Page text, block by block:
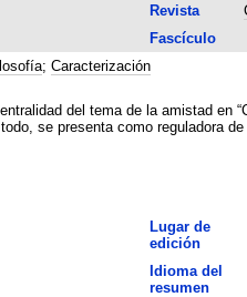
Revista
Fascículo
; Caracterización
del tema de la amistad en
se presenta como reguladora
Lugar de
edición
Idioma del
resumen